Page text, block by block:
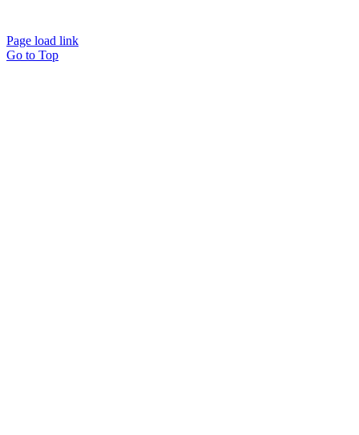
Page load link
Go to Top